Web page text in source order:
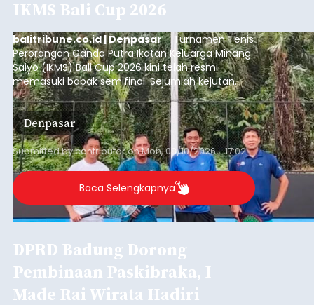
IKMS Bali Cup 2026
balitribune.co.id | Denpasar- Turnamen Tenis
Perorangan Ganda Putra Ikatan Keluarga Minang
Saiyo (IKMS) Bali Cup 2026 kini telah resmi
memasuki babak semifinal. Sejumlah kejutan
mewarnai babak delapan besar yang digelar di
Lapangan Tenis Telkom Denpasar pada Minggu,
9 Agustus 2026.
Denpasar
Submitted bycontributoronMon, 08/10/2026 - 17:02
Baca Selengkapnya
DPRD Badung Dorong
Pembinaan Paskibraka, I
Made Rai Wirata Hadiri